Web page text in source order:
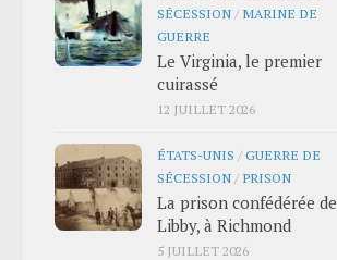
SÉCESSION / MARINE DE
GUERRE
Le Virginia, le premier
cuirassé
12 JUILLET 2026
ÉTATS-UNIS /GUERRE DE
SÉCESSION / PRISON
La prison confédérée de
Libby, à Richmond
5 JUILLET 2026